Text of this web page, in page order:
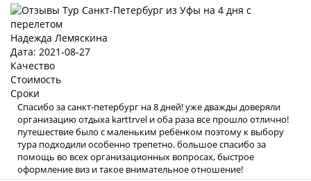
Надежда Лемяскина
Дата: 2021-08-27
Качество
Стоимость
Сроки
Спасибо за санкт-петербург на 8 дней! уже дважды доверяли
организацию отдыха karttrvel и оба раза все прошло отлично!
путешествие было с маленьким ребёнком поэтому к выбору
тура подходили особенно трепетно. большое спасибо за
помощь во всех организационных вопросах, быстрое
оформление виз и такое внимательное отношение!